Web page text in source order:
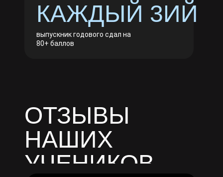
выпускник годового сдал на
80+ баллов
КАЖДЫЙ 3ИЙ
ОТЗЫВЫ
НАШИХ
УЧЕНИКОВ